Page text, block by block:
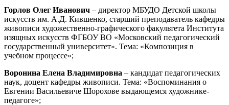
Горлов Олег Иванович – директор МБУДО Детской школы
искусств им. А.Д. Кившенко, старший преподаватель кафедры
живописи художественно-графического факультета Института
изящных искусств ФГБОУ ВО «Московский педагогический
государственный университет». Тема: «Композиция в
учебном процессе»;
Воронина Елена Владимировна – кандидат педагогических
наук, доцент кафедры живописи. Тема: «Воспоминания о
Евгении Васильевиче Шорохове выдающемся художнике-
педагоге»;